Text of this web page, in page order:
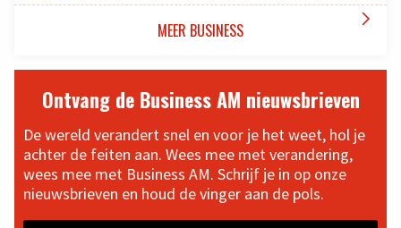
MEER BUSINESS 
Ontvang de Business AM nieuwsbrieven
De wereld verandert snel en voor je het weet, hol je
achter de feiten aan. Wees mee met verandering,
wees mee met Business AM. Schrijf je in op onze
nieuwsbrieven en houd de vinger aan de pols.